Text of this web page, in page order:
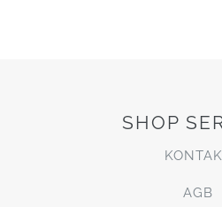
SHOP
AGB